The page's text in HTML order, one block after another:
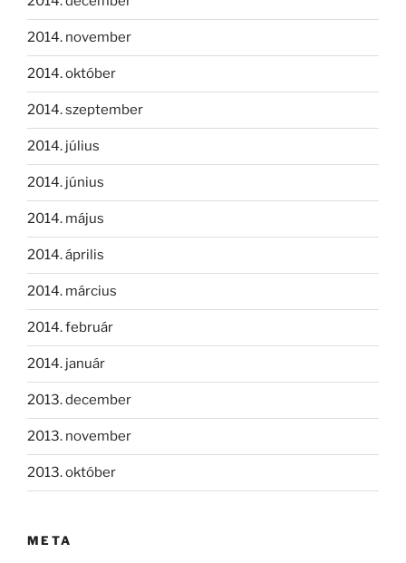
2014. november
2014. október
2014. szeptember
2014. július
2014. június
2014. május
2014. április
2014. március
2014. február
2014. január
2013. december
2013. november
2013. október
META